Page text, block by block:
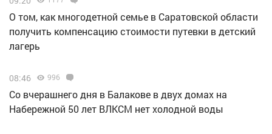
О том, как многодетной семье в Саратовской области
получить компенсацию стоимости путевки в детский
лагерь
08:46 996
Со вчерашнего дня в Балакове в двух домах на
Набережной 50 лет ВЛКСМ нет холодной воды